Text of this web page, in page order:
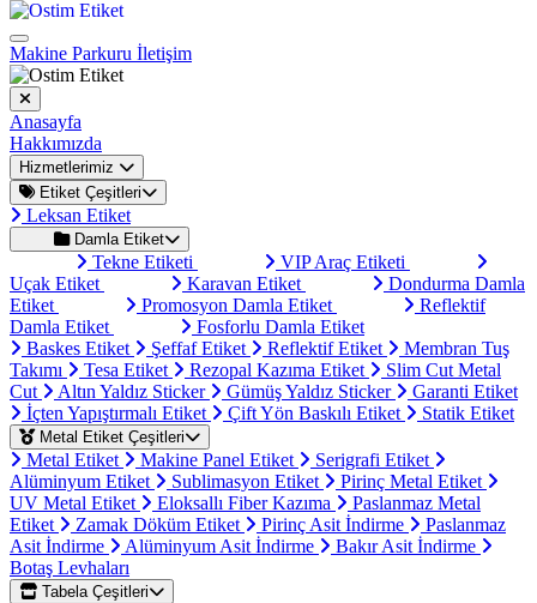
Makine Parkuru İletişim
Anasayfa
Hakkımızda
Hizmetlerimiz
Etiket Çeşitleri
Leksan Etiket
Damla Etiket
Tekne Etiketi
VIP Araç Etiketi
Uçak Etiket
Karavan Etiket
Dondurma Damla
Etiket
Promosyon Damla Etiket
Reflektif
Damla Etiket
Fosforlu Damla Etiket
Baskes Etiket
Şeffaf Etiket Reflektif Etiket
Membran Tuş
Takımı
Tesa Etiket Rezopal Kazıma Etiket
Slim Cut Metal
Cut
Altın Yaldız Sticker Gümüş Yaldız Sticker
Garanti Etiket
İçten Yapıştırmalı Etiket
Çift Yön Baskılı Etiket Statik Etiket
Metal Etiket Çeşitleri
Metal Etiket Makine Panel Etiket
Serigrafi Etiket
Alüminyum Etiket
Sublimasyon Etiket
Pirinç Metal Etiket
UV Metal Etiket
Eloksallı Fiber Kazıma
Paslanmaz Metal
Etiket
Zamak Döküm Etiket Pirinç Asit İndirme
Paslanmaz
Asit İndirme
Alüminyum Asit İndirme
Bakır Asit İndirme
Botaş Levhaları
Tabela Çeşitleri